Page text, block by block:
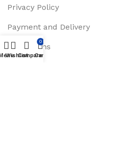
Privacy Policy
Payment and Delivery
Promotions
WishlistCompare
0
Cart